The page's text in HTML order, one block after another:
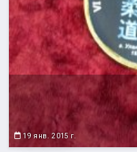
19 янв. 2015 г.